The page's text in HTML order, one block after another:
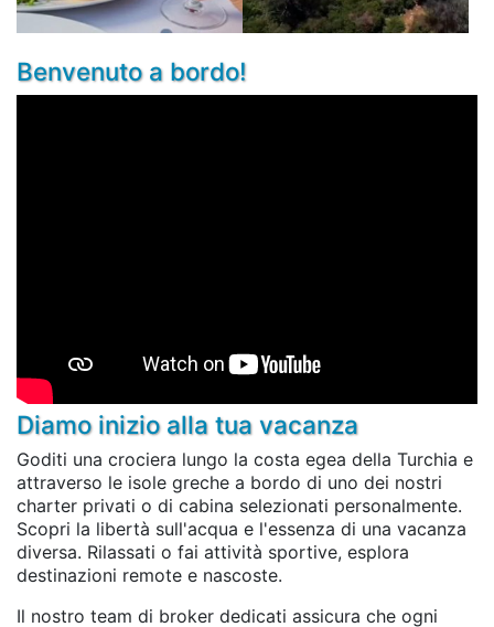
Benvenuto a bordo!
Diamo inizio alla tua vacanza
Goditi una crociera lungo la costa egea della Turchia e
attraverso le isole greche a bordo di uno dei nostri
charter privati o di cabina selezionati personalmente.
Scopri la libertà sull'acqua e l'essenza di una vacanza
diversa. Rilassati o fai attività sportive, esplora
destinazioni remote e nascoste.
Il nostro team di broker dedicati assicura che ogni